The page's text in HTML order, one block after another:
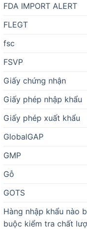
FDA IMPORT ALERT
FLEGT
fsc
FSVP
Giấy chứng nhận
Giấy phép nhập khẩu
Giấy phép xuất khẩu
GlobalGAP
GMP
Gỗ
GOTS
Hàng nhập khẩu nào
buộc kiểm tra chất